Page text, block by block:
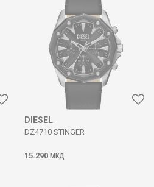
DIESEL
DZ4710 STINGER
15.290 МКД